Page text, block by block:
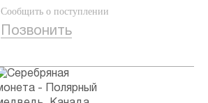
Сообщить о поступлении
Позвонить